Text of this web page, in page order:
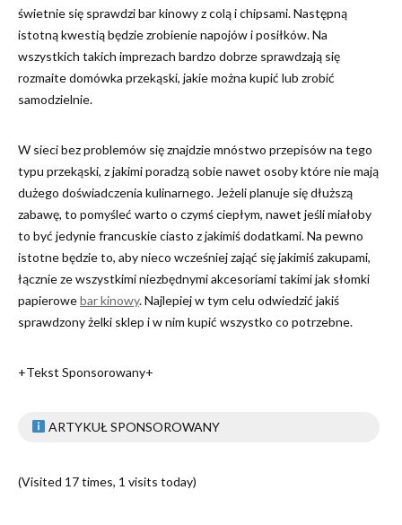
świetnie się sprawdzi bar kinowy z colą i chipsami. Następną
istotną kwestią będzie zrobienie napojów i posiłków. Na
wszystkich takich imprezach bardzo dobrze sprawdzają się
rozmaite domówka przekąski, jakie można kupić lub zrobić
samodzielnie.
W sieci bez problemów się znajdzie mnóstwo przepisów na tego
typu przekąski, z jakimi poradzą sobie nawet osoby które nie mają
dużego doświadczenia kulinarnego. Jeżeli planuje się dłuższą
zabawę, to pomyśleć warto o czymś ciepłym, nawet jeśli miałoby
to być jedynie francuskie ciasto z jakimiś dodatkami. Na pewno
istotne będzie to, aby nieco wcześniej zająć się jakimiś zakupami,
łącznie ze wszystkimi niezbędnymi akcesoriami takimi jak słomki
papierowebar kinowy. Najlepiej w tym celu odwiedzić jakiś
sprawdzony żelki sklep i w nim kupić wszystko co potrzebne.
+Tekst Sponsorowany+
ARTYKUŁ SPONSOROWANY
(Visited 17 times, 1 visits today)